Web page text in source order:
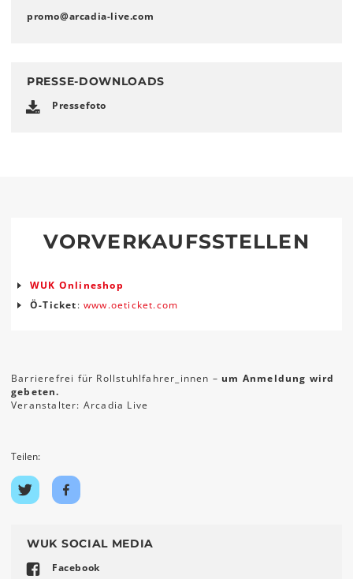
promo@arcadia-live.com
PRESSE-DOWNLOADS
Pressefoto
VORVERKAUFSSTELLEN
WUK Onlineshop
Ö-Ticket:www.oeticket.com
Barrierefrei für Rollstuhlfahrer_innen – um Anmeldung wird
gebeten.
Veranstalter: Arcadia Live
Teilen:
Auf
Twitter
Auf
Facebook
WUK SOCIAL MEDIA
Facebook